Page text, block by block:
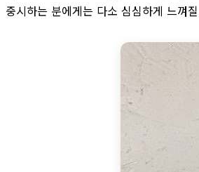
중시하는 분에게는 다소 심심하게 느껴